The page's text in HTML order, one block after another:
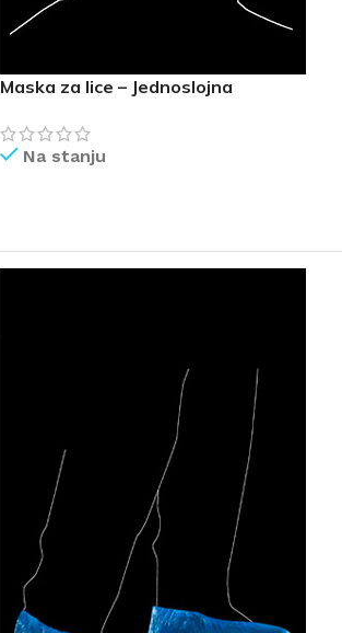
Maska za lice – Jednoslojna
Na stanju